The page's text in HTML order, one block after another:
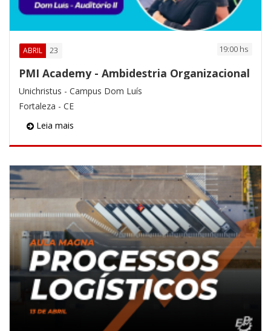
ABRIL 23 19:00 hs
PMI Academy - Ambidestria Organizacional
Unichristus - Campus Dom Luís
Fortaleza - CE
Leia mais